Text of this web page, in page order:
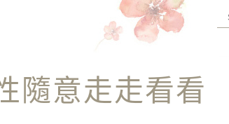
隨意走走看看